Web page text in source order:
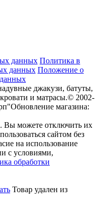
данных Политика в
данных Положение о
джакузи, батуты,
и матрасы.© 2002-
Обновление магазина:
Вы можете отключить их
сайтом без
на использование
с условиями,
обработки
Товар удален из